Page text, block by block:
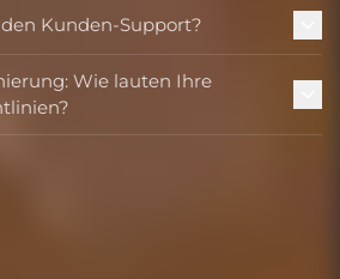
Kunden-Support?
Wie lauten Ihre